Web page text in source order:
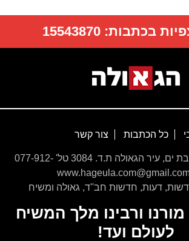
בכתבות:15543870
כל הכתבות צור קשר
שד' עצמאות 67, בת ים, עיר הגאולה ת.ד. 3084 טל' 077-912-
דעות, חדשות חב''ד, גאולה ומשיח
מורנו ורבינו מלך המשיח
לעולם ועד!